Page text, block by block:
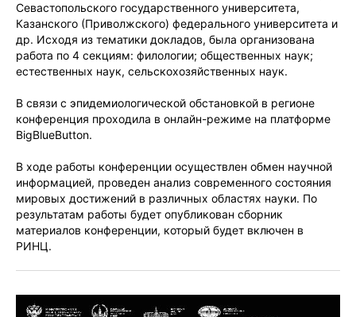
Севастопольского государственного университета,
Казанского (Приволжского) федерального университета и
др. Исходя из тематики докладов, была организована
работа по 4 секциям: филологии; общественных наук;
естественных наук, сельскохозяйственных наук.
В связи с эпидемиологической обстановкой в регионе
конференция проходила в онлайн-режиме на платформе
BigBlueButton.
В ходе работы конференции осуществлен обмен научной
информацией, проведен анализ современного состояния
мировых достижений в различных областях науки. По
результатам работы будет опубликован сборник
материалов конференции, который будет включен в
РИНЦ.